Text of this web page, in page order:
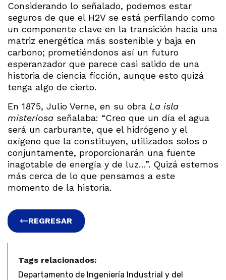
Considerando lo señalado, podemos estar
seguros de que el H2V se está perfilando como
un componente clave en la transición hacia una
matriz energética más sostenible y baja en
carbono; prometiéndonos así un futuro
esperanzador que parece casi salido de una
historia de ciencia ficción, aunque esto quizá
tenga algo de cierto.
En 1875, Julio Verne, en su obra La isla
misteriosa señalaba: “Creo que un día el agua
será un carburante, que el hidrógeno y el
oxígeno que la constituyen, utilizados solos o
conjuntamente, proporcionarán una fuente
inagotable de energía y de luz…”. Quizá estemos
más cerca de lo que pensamos a este
momento de la historia.
REGRESAR
Tags relacionados:
Departamento de Ingeniería Industrial y del